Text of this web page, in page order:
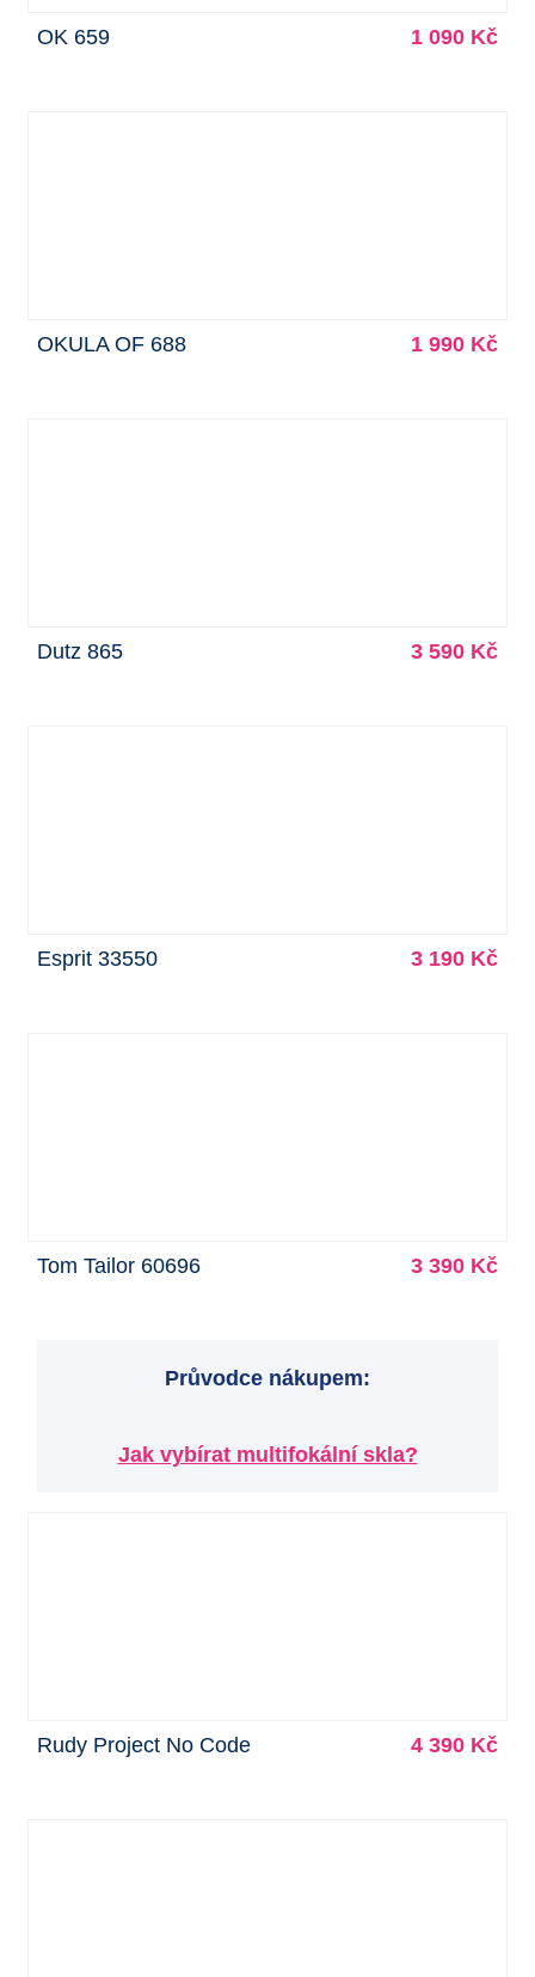
OK 659 1 090 Kč
OKULA OF 688 1 990 Kč
Dutz 865 3 590 Kč
Esprit 33550 3 190 Kč
Tom Tailor 60696 3 390 Kč
Průvodce nákupem:
Jak vybírat multifokální skla?
Rudy Project No Code 4 390 Kč